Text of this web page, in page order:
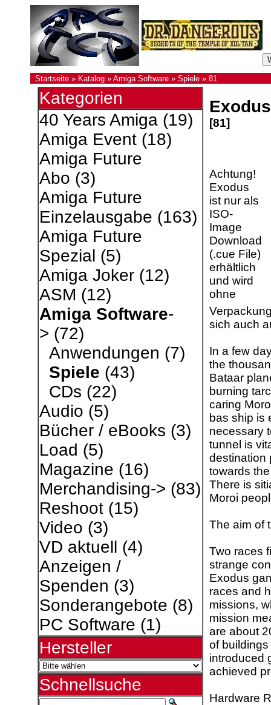
Startseite » Katalog » Amiga Software » Spiele » 81
Kategorien
40 Years Amiga(19)
Amiga Event(18)
Amiga Future
Abo (3)
Amiga Future
Einzelausgabe (163)
Amiga Future
Spezial (5)
Amiga Joker(12)
ASM (12)
Amiga Software-
> (72)
Anwendungen (7)
Spiele (43)
CDs (22)
Audio (5)
Bücher / eBooks (3)
Load (5)
Magazine (16)
Merchandising-> (83)
Reshoot(15)
Video (3)
VD aktuell (4)
Anzeigen /
Spenden (3)
Sonderangebote (8)
PC Software (1)
Hersteller
Schnellsuche
[81]
Achtung!
Exodus
ist nur als
ISO-
Image
Download
(.cue File)
erhältlich
und wird
ohne
sich auch
In a few
the
Bataar
burning
caring
bas ship is
necessary
tunnel is
destination
towards
There is
Moroi
The aim of
Two races
strange
Exodus
races and
missions,
mission
are about
of
introduced
achieved
Hardware